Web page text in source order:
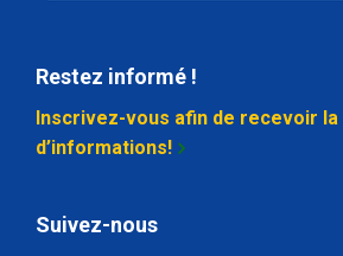
Poids des pièces en kg
N° d'article
Restez informé !
Inscrivez-vous afin de recevoir
d’informations!
Suivez-nous